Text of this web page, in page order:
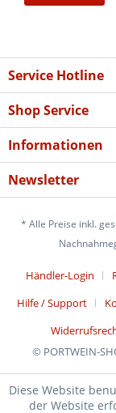
Service Hotline
Shop Service
Informationen
Newsletter
* Alle Preise inkl.
Händler-Login
Hilfe / Support
© PORTWEIN-
Diese Website
der Website